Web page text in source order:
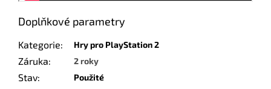
Doplňkové parametry
Kategorie: Hry pro PlayStation 2
Záruka: 2 roky
Stav: Použité